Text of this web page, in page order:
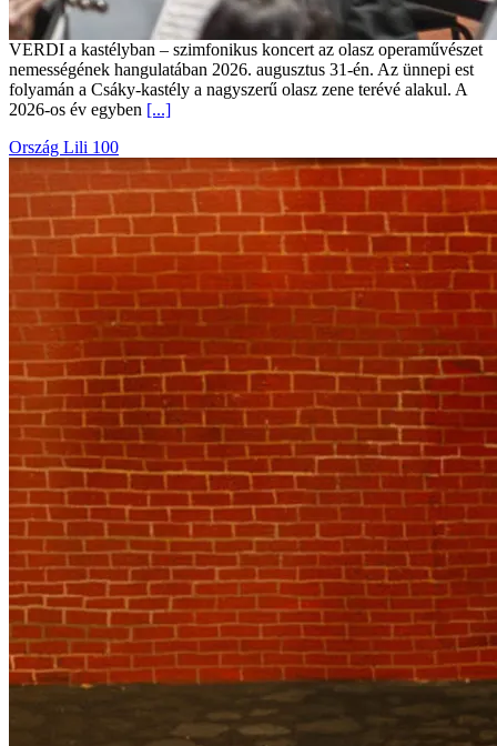
VERDI a kastélyban – szimfonikus koncert az olasz operaművészet
nemességének hangulatában 2026. augusztus 31-én. Az ünnepi est
folyamán a Csáky-kastély a nagyszerű olasz zene terévé alakul. A
2026-os év egyben [...]
Ország Lili 100